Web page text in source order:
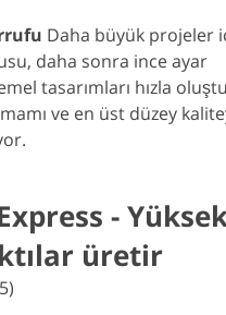
Daha büyük projeler
daha sonra ince ayar
tasarımları hızla
ve en üst düzey
-
üretir